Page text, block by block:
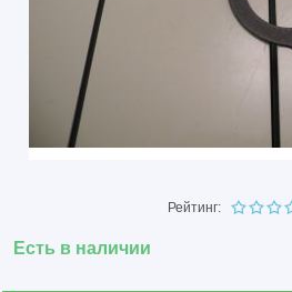
Рейтинг:
Есть в наличии